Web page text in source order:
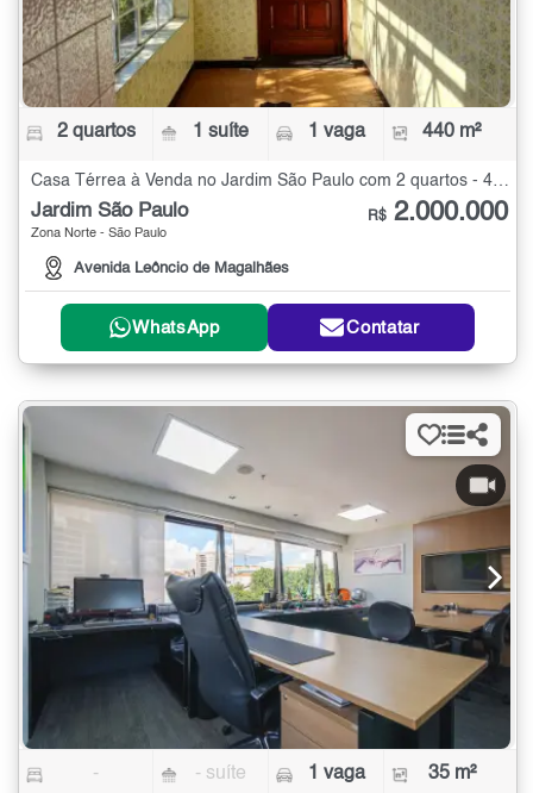
2 quartos 1 suíte 1 vaga 440 m²
Casa Térrea à Venda no Jardim São Paulo com 2 quartos - 440 m²
Jardim São Paulo
Zona Norte - São Paulo
Avenida Leôncio de Magalhães
R$ 2.000.000
WhatsApp Contatar
- - suíte 1 vaga 35 m²